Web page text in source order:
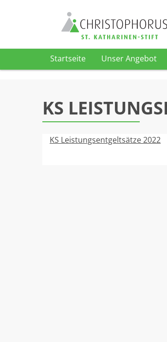
Startseite Unser Angebot
KS
KS Leistungsentgeltsätze 2022